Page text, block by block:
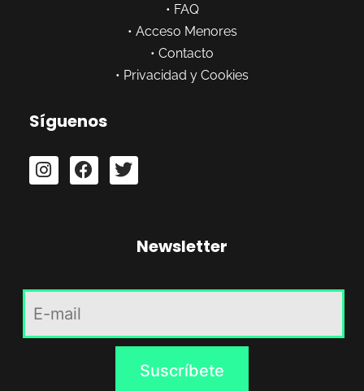
• FAQ
• Acceso Menores
• Contacto
• Privacidad y Cookies
Síguenos
Newsletter